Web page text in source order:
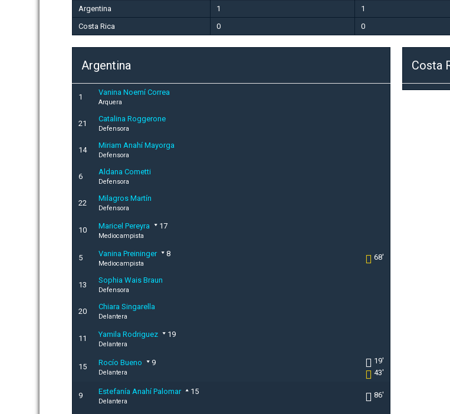
Argentina 1 1
Costa Rica
0 0
Argentina
1
Vanina Noemí Correa
Arquera
21
Catalina Roggerone
Defensora
14
Miriam Anahí Mayorga
Defensora
6
Aldana Cometti
Defensora
22
Milagros Martín
Defensora
10 Maricel Pereyra 17
Mediocampista
5 Vanina Preininger 8
Mediocampista
68'
13
Sophia Wais Braun
Defensora
20
Chiara Singarella
Delantera
11 Yamila Rodriguez 19
Delantera
15 Rocío Bueno 9
Delantera
19'
43'
9 Estefanía Anahí Palomar 15
Delantera
86'
Costa